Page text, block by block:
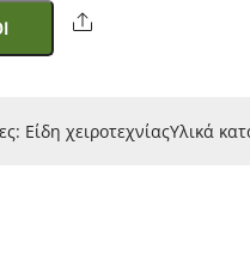
Share
Είδη χειροτεχνίαςΥλικά